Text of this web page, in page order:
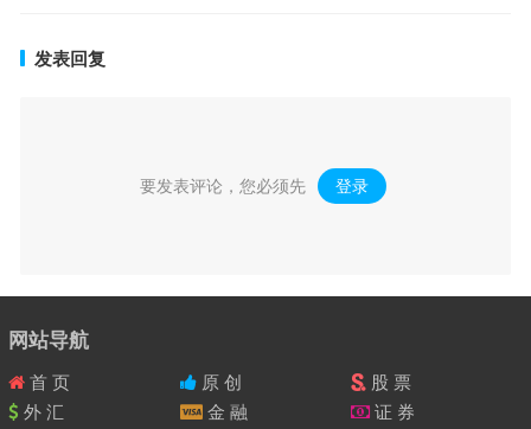
发表回复
要发表评论，您必须先 登录 。
网站导航
首 页 原 创
股 票
外 汇
金 融
证 券